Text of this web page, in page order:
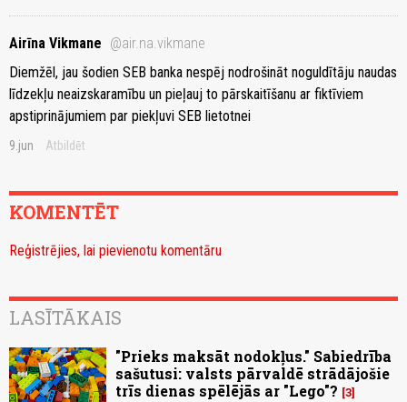
Airīna Vikmane @air.na.vikmane
Diemžēl, jau šodien SEB banka nespēj nodrošināt noguldītāju naudas
līdzekļu neaizskaramību un pieļauj to pārskaitīšanu ar fiktīviem
apstiprinājumiem par piekļuvi SEB lietotnei
9.jun Atbildēt
KOMENTĒT
Reģistrējies, lai pievienotu komentāru
LASĪTĀKAIS
"Prieks maksāt nodokļus." Sabiedrība
sašutusi: valsts pārvaldē strādājošie
trīs dienas spēlējās ar "Lego"? 3